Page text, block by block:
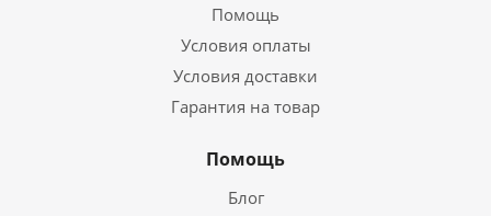
Помощь
Условия оплаты
Условия доставки
Гарантия на товар
Помощь
Блог